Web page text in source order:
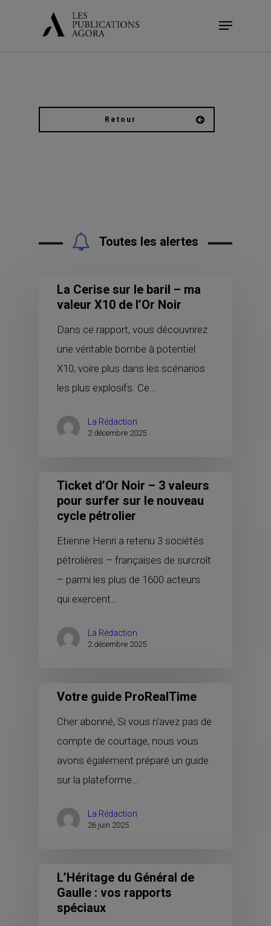
Menu
Retour
Toutes les alertes
La Cerise sur le baril – ma
valeur X10 de l’Or Noir
Dans ce rapport, vous découvrirez
une véritable bombe à potentiel
X10, voire plus dans les scénarios
les plus explosifs. Ce…
La Rédaction
2 décembre 2025
Ticket d’Or Noir – 3 valeurs
pour surfer sur le nouveau
cycle pétrolier
Etienne Henri a retenu 3 sociétés
pétrolières – françaises de surcroît
– parmi les plus de 1600 acteurs
qui exercent…
La Rédaction
2 décembre 2025
Votre guide ProRealTime
Cher abonné, Si vous n'avez pas de
compte de courtage, nous vous
avons également préparé un guide
sur la plateforme…
La Rédaction
26 juin 2025
L’Héritage du Général de
Gaulle : vos rapports
spéciaux